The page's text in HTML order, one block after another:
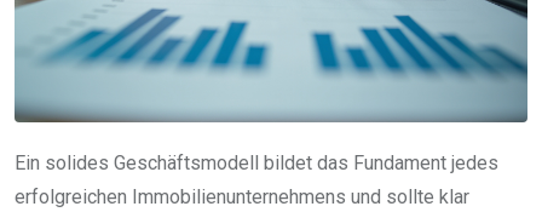
Ein solides Geschäftsmodell bildet das Fundament jedes
erfolgreichen Immobilienunternehmens und sollte klar